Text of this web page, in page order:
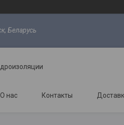
Беларусь
О нас Контакты